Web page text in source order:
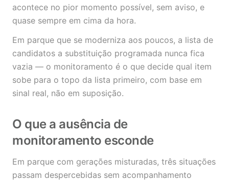
acontece no pior momento possível, sem aviso, e
quase sempre em cima da hora.
Em parque que se moderniza aos poucos, a lista de
candidatos a substituição programada nunca fica
vazia — o monitoramento é o que decide qual item
sobe para o topo da lista primeiro, com base em
sinal real, não em suposição.
O que a ausência de
monitoramento esconde
Em parque com gerações misturadas, três situações
passam despercebidas sem acompanhamento